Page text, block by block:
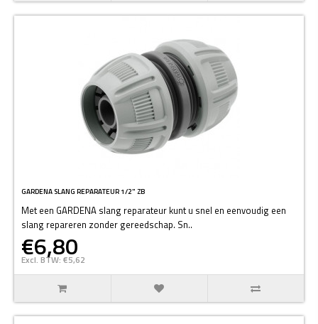
GARDENA SLANG REPARATEUR 1/2" ZB
Met een GARDENA slang reparateur kunt u snel en eenvoudig een
slang repareren zonder gereedschap. Sn..
€6,80
Excl. BTW: €5,62